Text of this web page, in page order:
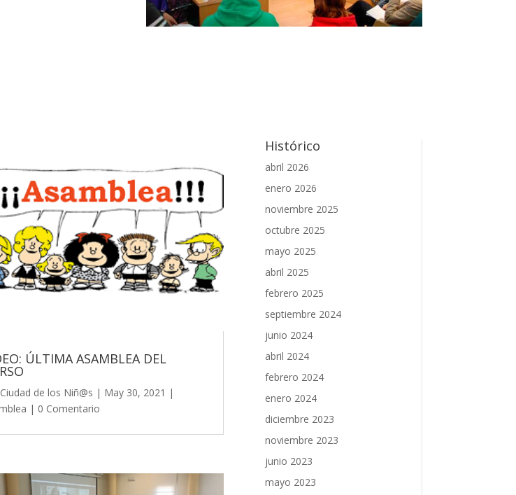
ÚLTIMA ASAMBLEA DEL
Ciudad de los Niñ@s | May 30, 2021 |
| 0 Comentario
Histórico
abril 2026
enero 2026
noviembre 2025
octubre 2025
mayo 2025
abril 2025
febrero 2025
septiembre 2024
junio 2024
abril 2024
febrero 2024
enero 2024
diciembre 2023
noviembre 2023
junio 2023
mayo 2023